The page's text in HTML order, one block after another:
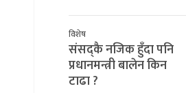
विशेष
संसद्कै नजिक हुँदा पनि
प्रधानमन्त्री बालेन किन
टाढा ?